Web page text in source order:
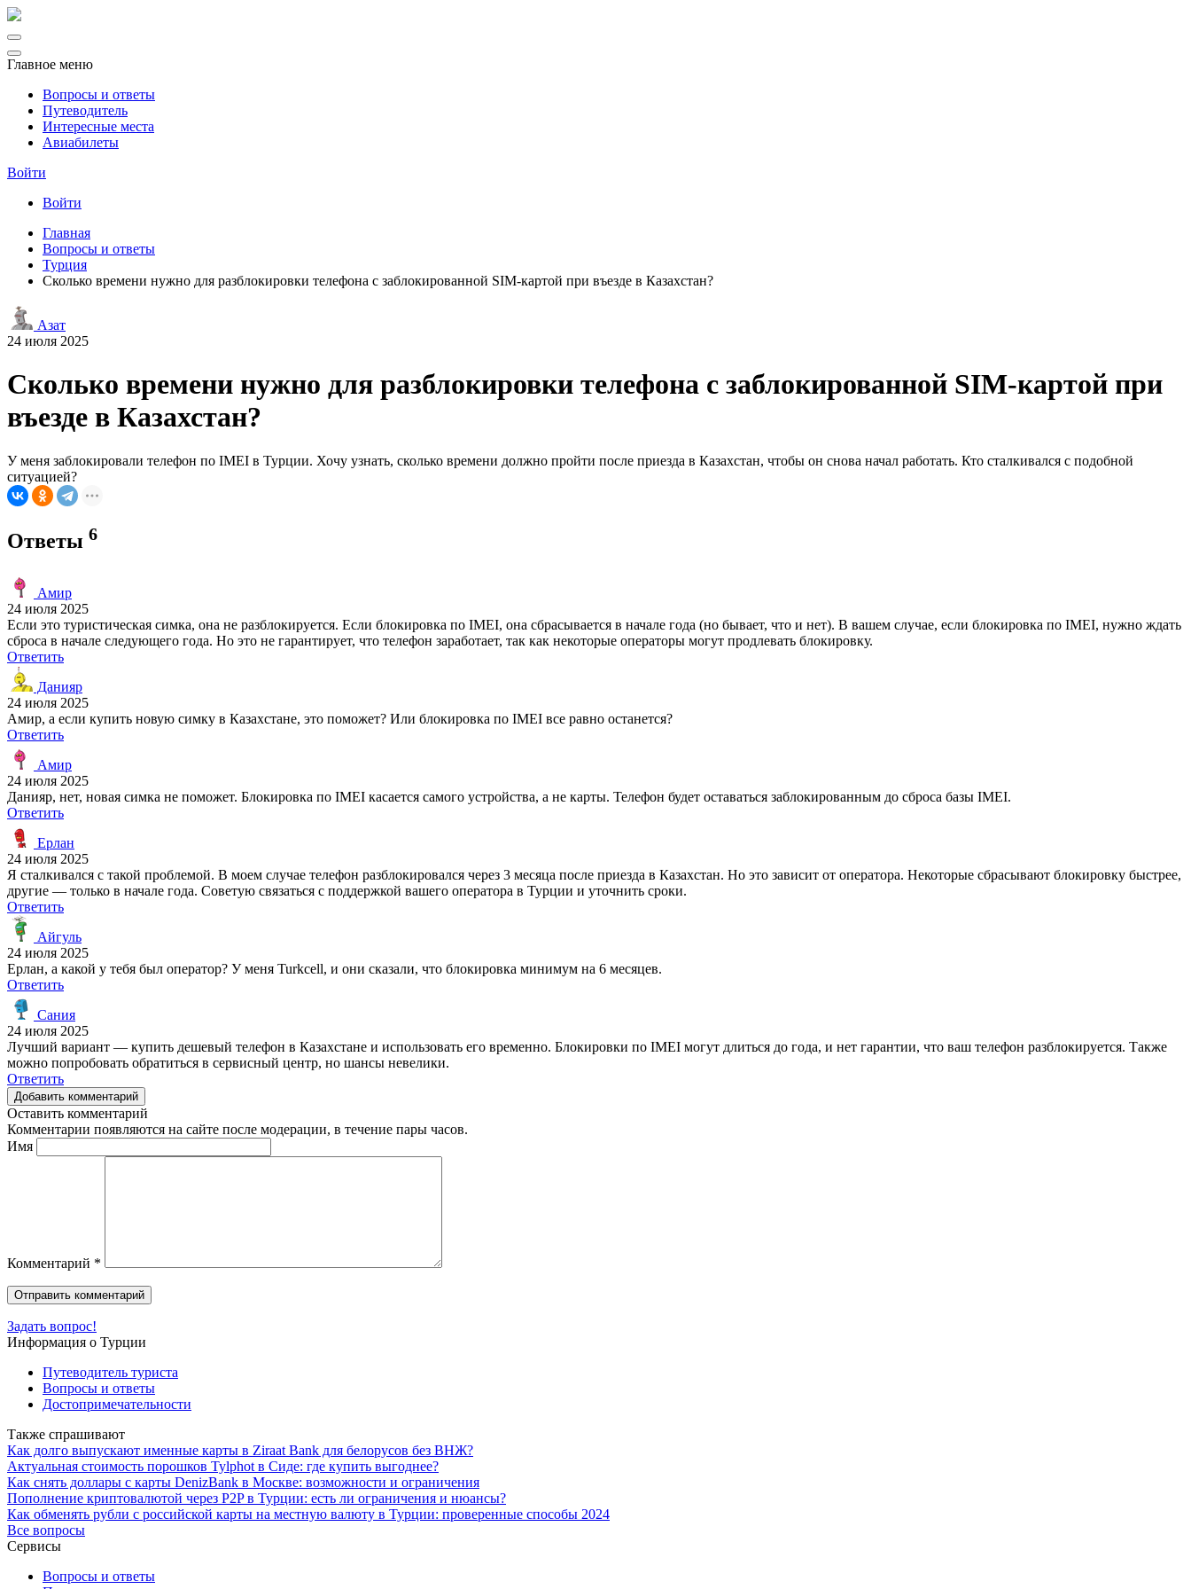
Главное меню
Вопросы и ответы
Путеводитель
Интересные места
Авиабилеты
Войти
Войти
Главная
Вопросы и ответы
Турция
Сколько времени нужно для разблокировки телефона с заблокированной SIM-картой при въезде в Казахстан?
Азат
24 июля 2025
Сколько времени нужно для разблокировки телефона с заблокированной SIM-картой при
въезде в Казахстан?
У меня заблокировали телефон по IMEI в Турции. Хочу узнать, сколько времени должно пройти после приезда в Казахстан, чтобы он снова начал работать. Кто сталкивался с подобной
ситуацией?
Ответы 6
Амир
24 июля 2025
Если это туристическая симка, она не разблокируется. Если блокировка по IMEI, она сбрасывается в начале года (но бывает, что и нет). В вашем случае, если блокировка по IMEI, нужно ждать
сброса в начале следующего года. Но это не гарантирует, что телефон заработает, так как некоторые операторы могут продлевать блокировку.
Ответить
Данияр
24 июля 2025
Амир, а если купить новую симку в Казахстане, это поможет? Или блокировка по IMEI все равно останется?
Ответить
Амир
24 июля 2025
Данияр, нет, новая симка не поможет. Блокировка по IMEI касается самого устройства, а не карты. Телефон будет оставаться заблокированным до сброса базы IMEI.
Ответить
Ерлан
24 июля 2025
Я сталкивался с такой проблемой. В моем случае телефон разблокировался через 3 месяца после приезда в Казахстан. Но это зависит от оператора. Некоторые сбрасывают блокировку быстрее,
другие — только в начале года. Советую связаться с поддержкой вашего оператора в Турции и уточнить сроки.
Ответить
Айгуль
24 июля 2025
Ерлан, а какой у тебя был оператор? У меня Turkcell, и они сказали, что блокировка минимум на 6 месяцев.
Ответить
Сания
24 июля 2025
Лучший вариант — купить дешевый телефон в Казахстане и использовать его временно. Блокировки по IMEI могут длиться до года, и нет гарантии, что ваш телефон разблокируется. Также
можно попробовать обратиться в сервисный центр, но шансы невелики.
Ответить
Добавить комментарий
Оставить комментарий
Комментарии появляются на сайте после модерации, в течение пары часов.
Имя
Комментарий *
Задать вопрос!
Информация о Турции
Путеводитель туриста
Вопросы и ответы
Достопримечательности
Также спрашивают
Как долго выпускают именные карты в Ziraat Bank для белорусов без ВНЖ?
Актуальная стоимость порошков Tylphot в Сиде: где купить выгоднее?
Как снять доллары с карты DenizBank в Москве: возможности и ограничения
Пополнение криптовалютой через P2P в Турции: есть ли ограничения и нюансы?
Как обменять рубли с российской карты на местную валюту в Турции: проверенные способы 2024
Все вопросы
Сервисы
Вопросы и ответы